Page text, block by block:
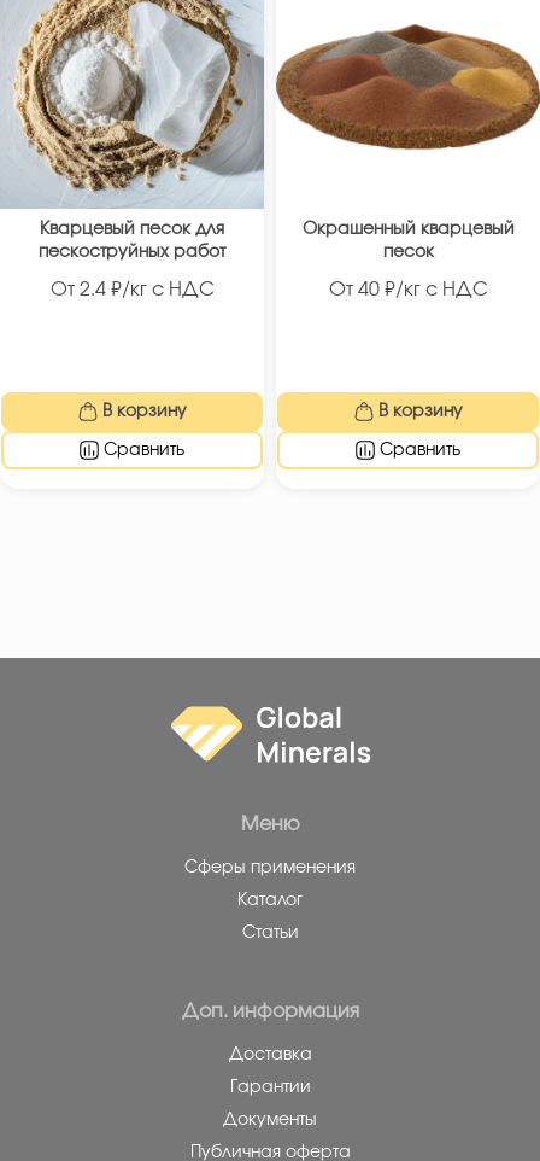
Кварцевый песок для
пескоструйных работ
От 2.4 ₽/кг с НДС
В корзину
Сравнить
Окрашенный кварцевый
песок
От 40 ₽/кг с НДС
В корзину
Сравнить
Меню
Сферы применения
Каталог
Статьи
Доп. информация
Доставка
Гарантии
Документы
Публичная оферта